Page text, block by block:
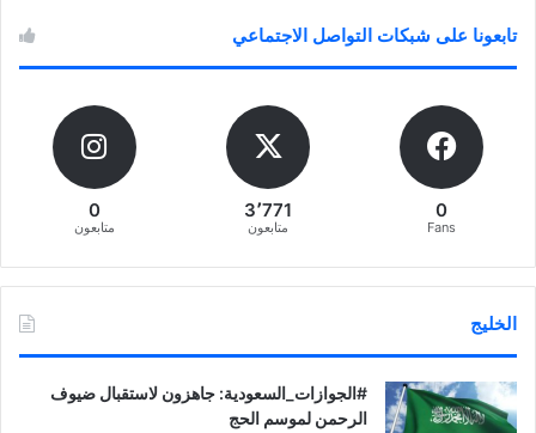
تابعونا على شبكات التواصل الاجتماعي
0
Fans
3٬771
متابعون
0
متابعون
الخليج
‏‎#الجوازات_السعودية: جاهزون لاستقبال ضيوف
الرحمن لموسم الحج